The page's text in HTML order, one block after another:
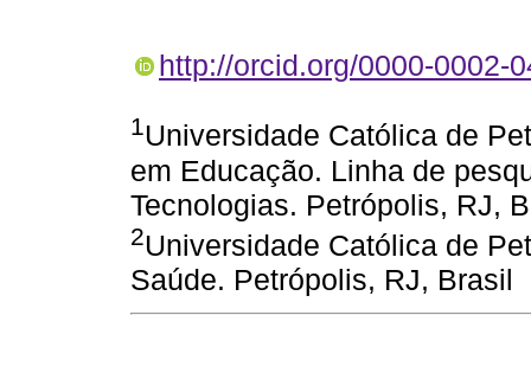
http://orcid.org/0000-0002-
1Universidade Católica de
em Educação. Linha de
Tecnologias. Petrópolis, RJ,
2Universidade Católica de
Saúde. Petrópolis, RJ, Brasil